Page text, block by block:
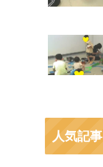
人気記事